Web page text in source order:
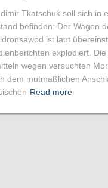
Tkatschuk soll sich in
befinden: Der Wagen
ist laut
explodiert.
wegen versuchten
dem mutmaßlichen
Read more